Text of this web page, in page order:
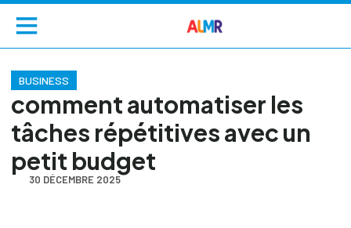
BUSINESS
comment automatiser les
tâches répétitives avec un
petit budget
30 DÉCEMBRE 2025